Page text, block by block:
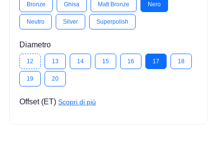
Bronze Ghisa Matt Bronze Nero
Neutro Silver Superpolish
Diametro
12 13 14 15 16 17 18
19 20
Offset (ET)Scopri di più